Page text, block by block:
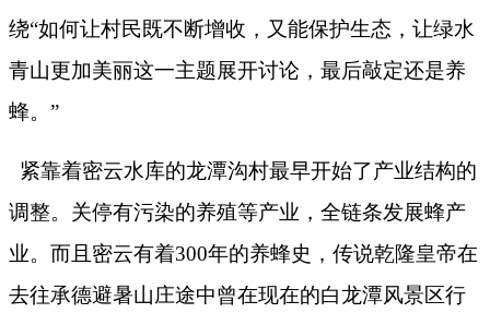
绕“如何让村民既不断增收，又能保护生态，让绿水
青山更加美丽这一主题展开讨论，最后敲定还是养
蜂。”
紧靠着密云水库的龙潭沟村最早开始了产业结构的
调整。关停有污染的养殖等产业，全链条发展蜂产
业。而且密云有着300年的养蜂史，传说乾隆皇帝在
去往承德避暑山庄途中曾在现在的白龙潭风景区行